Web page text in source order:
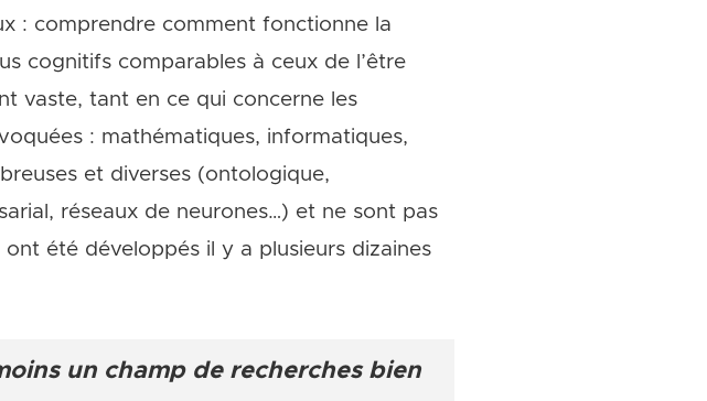
: comprendre comment fonctionne la
cognitifs comparables à ceux de l’être
vaste, tant en ce qui concerne les
: mathématiques, informatiques,
et diverses (ontologique,
réseaux de neurones…) et ne sont pas
été développés il y a plusieurs dizaines
un champ de recherches bien